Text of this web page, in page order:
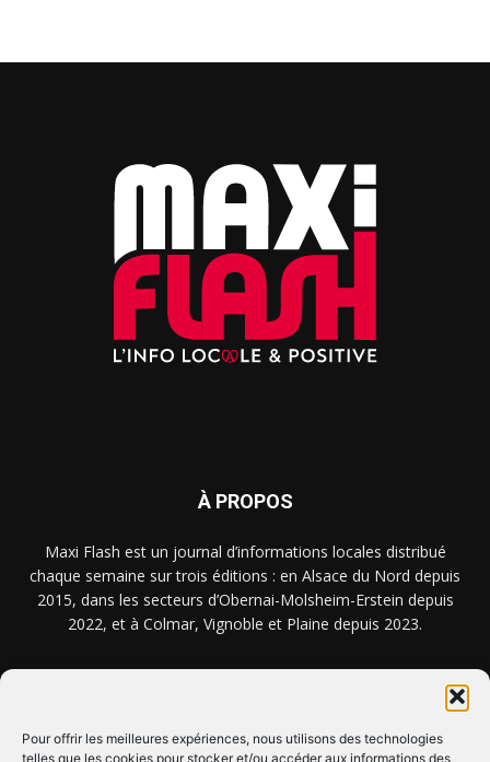
Pour offrir les meilleures expériences, nous utilisons des technologies
telles que les cookies pour stocker et/ou accéder aux informations des
À PROPOS
Maxi Flash est un journal d’informations locales distribué
chaque semaine sur trois éditions : en Alsace du Nord depuis
2015, dans les secteurs d’Obernai-Molsheim-Erstein depuis
2022, et à Colmar, Vignoble et Plaine depuis 2023.